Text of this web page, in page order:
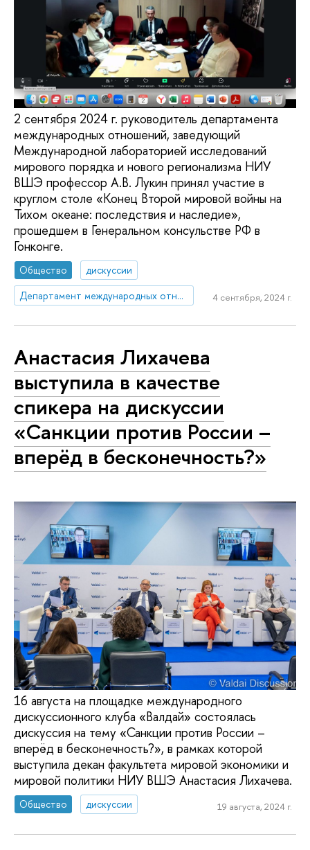
2 сентября 2024 г. руководитель департамента
международных отношений, заведующий
Международной лабораторией исследований
мирового порядка и нового регионализма НИУ
ВШЭ профессор А.В. Лукин принял участие в
круглом столе «Конец Второй мировой войны на
Тихом океане: последствия и наследие»,
прошедшем в Генеральном консульстве РФ в
Гонконге.
Общество
дискуссии
Департамент международных отношений
4 сентября, 2024 г.
Анастасия Лихачева
выступила в качестве
спикера на дискуссии
«Санкции против России –
вперёд в бесконечность?»
16 августа на площадке международного
дискуссионного клуба «Валдай» состоялась
дискуссия на тему «Санкции против России –
вперёд в бесконечность?», в рамках которой
выступила декан факультета мировой экономики и
мировой политики НИУ ВШЭ Анастасия Лихачева.
Общество дискуссии 19 августа, 2024 г.